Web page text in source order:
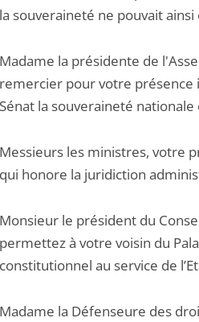
la souveraineté ne pouvait
Madame la présidente de
remercier pour votre présence
Sénat la souveraineté
Messieurs les ministres, votre
qui honore la juridiction
Monsieur le président du
permettez à votre voisin du
constitutionnel au service de
Madame la Défenseure des